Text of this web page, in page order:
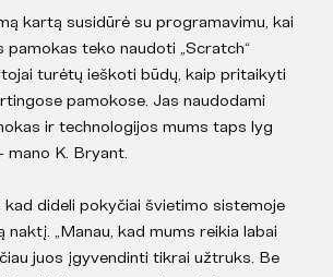
kartą susidūrė su programavimu, kai
teko naudoti „Scratch“
turėtų ieškoti būdų, kaip pritaikyti
pamokose. Jas naudodami
ir technologijos mums taps lyg
mano K. Bryant.
kad dideli pokyčiai švietimo sistemoje
naktį. „Manau, kad mums reikia labai
juos įgyvendinti tikrai užtruks. Be